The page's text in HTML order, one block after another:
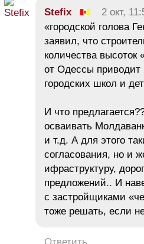
Stefix 2 окт,
«городской голова
заявил, что
количества высоток
от Одессы приводит
городских школ и
И что
осваивать
и т.д. А для этого
согласования, но и
ифраструктуру,
предложений.. И
с застройщиками
тоже решать, если
Ответить